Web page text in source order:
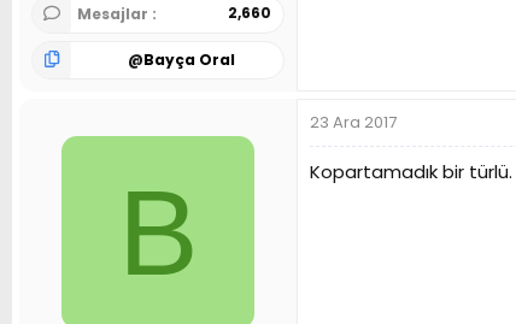
Mesajlar 2,660
@Bayça Oral
B
23 Ara 2017
Kopartamadık bir